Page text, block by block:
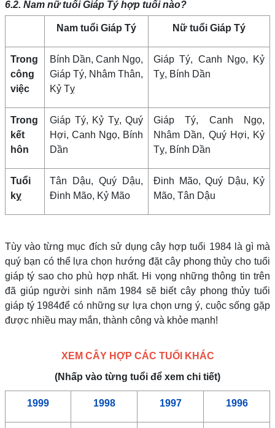
6.2. Nam nữ tuổi Giáp Tý hợp tuổi nào?
Nam tuổi Giáp Tý Nữ tuổi Giáp Tý
Trong
công
việc
Bính Dần, Canh Ngọ,
Giáp Tý, Nhâm Thân,
Kỷ Tỵ
Giáp Tý, Canh Ngọ, Kỷ
Tỵ, Bính Dần
Trong
kết
hôn
Giáp Tý, Kỷ Tỵ, Quý
Hợi, Canh Ngọ, Bính
Dần
Giáp Tý, Canh Ngọ,
Nhâm Dần, Quý Hợi, Kỷ
Tỵ, Bính Dần
Tuổi
kỵ
Tân Dậu, Quý Dậu,
Đinh Mão, Kỷ Mão
Đinh Mão, Quý Dậu, Kỷ
Mão, Tân Dậu
Tùy vào từng mục đích sử dụng cây hợp tuổi 1984 là gì mà
quý bạn có thể lựa chọn hướng đặt cây phong thủy cho tuổi
giáp tý sao cho phù hợp nhất. Hi vọng những thông tin trên
đã giúp người sinh năm 1984 sẽ biết cây phong thủy tuổi
giáp tý 1984để có những sự lựa chọn ưng ý, cuộc sống gặp
được nhiều may mắn, thành công và khỏe mạnh!
XEM CÂY HỢP CÁC TUỔI KHÁC
(Nhấp vào từng tuổi để xem chi tiết)
1999 1998 1997 1996